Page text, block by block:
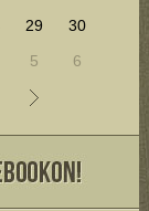
29
30
5
6